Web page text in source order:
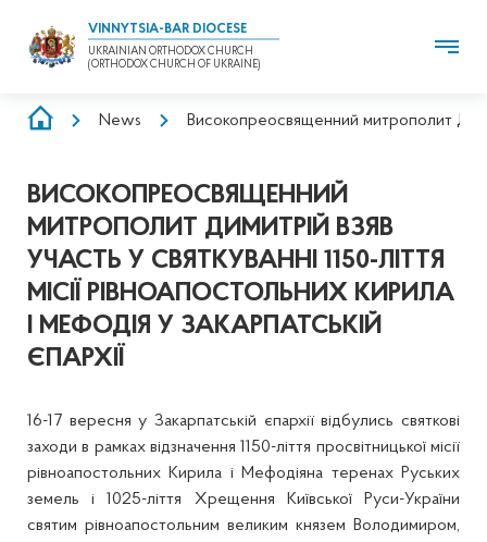
VINNYTSIA-BAR DIOCESE
UKRAINIAN ORTHODOX CHURCH
(ORTHODOX CHURCH OF UKRAINE)
BREADCRUMB
News Високопреосвященний митрополит
ВИСОКОПРЕОСВЯЩЕННИЙ
МИТРОПОЛИТ ДИМИТРІЙ ВЗЯВ
УЧАСТЬ У СВЯТКУВАННІ 1150-ЛІТТЯ
МІСІЇ РІВНОАПОСТОЛЬНИХ КИРИЛА
І МЕФОДІЯ У ЗАКАРПАТСЬКІЙ
ЄПАРХІЇ
16-17 вересня у Закарпатській єпархії відбулись святкові
заходи в рамках відзначення 1150-ліття просвітницької місії
рівноапостольних Кирила і Мефодіяна теренах Руських
земель і 1025-ліття Хрещення Київської Руси-України
святим рівноапостольним великим князем Володимиром,